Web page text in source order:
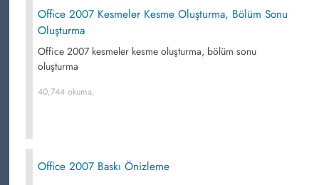
Office 2007 Kesmeler Kesme Oluşturma, Bölüm Sonu
Oluşturma
Office 2007 kesmeler kesme oluşturma, bölüm sonu
oluşturma
40,744 okuma,
Office 2007 Baskı Önizleme